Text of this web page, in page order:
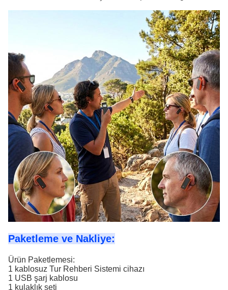
Paketleme ve Nakliye:
Ürün Paketlemesi:
1 kablosuz Tur Rehberi Sistemi cihazı
1 USB şarj kablosu
1 kulaklık seti